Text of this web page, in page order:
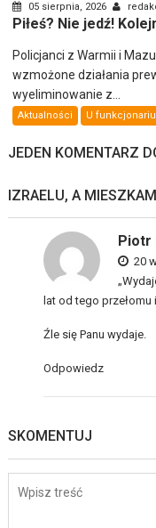
05 sierpnia, 2026
Piłeś? Nie jedź!
Policjanci z Warmii i
wzmożone działania
wyeliminowanie z...
Aktualności U
JEDEN KOMENTARZ
IZRAELU, A
Piotr
20
lat od tego
Źle się Panu wydaje.
Odpowiedz
SKOMENTUJ